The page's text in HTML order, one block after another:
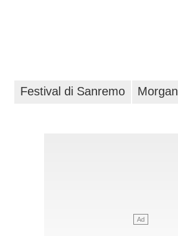
Festival di Sanremo Morgan